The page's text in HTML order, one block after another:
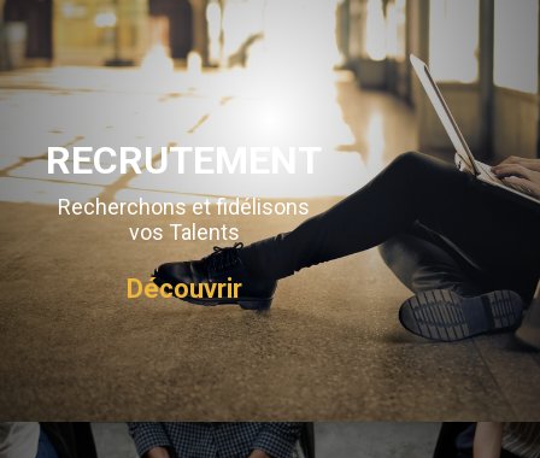
RECRUTEMENT
Recherchons et fidélisons
vos Talents
Découvrir